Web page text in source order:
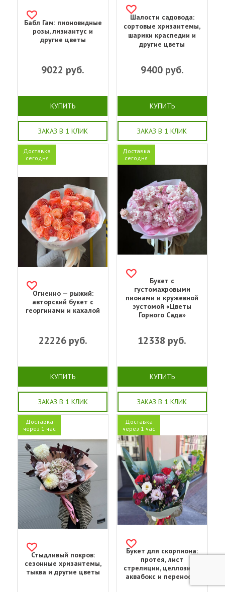
Бабл Гам: пионовидные
розы, лизиантус и
другие цветы
9022 руб.
КУПИТЬ
ЗАКАЗ В 1 КЛИК
Шалости садовода:
сортовые хризантемы,
шарики краспедии и
другие цветы
9400руб.
КУПИТЬ
ЗАКАЗ В 1 КЛИК
Доставка
сегодня
Огненно — рыжий:
авторский букет с
георгинами и кахалой
22226руб.
КУПИТЬ
ЗАКАЗ В 1 КЛИК
Доставка
сегодня
Букет с
густомахровыми
пионами и кружевной
эустомой «Цветы
Горного Сада»
12338 руб.
КУПИТЬ
ЗАКАЗ В 1 КЛИК
Доставка
через 1 час
Стыдливый покров:
сезонные хризантемы,
тыква и другие цветы
Доставка
через 1 час
Букет для скорпиона:
протея, лист
стрелиции, целлозия +
аквабокс и переноска